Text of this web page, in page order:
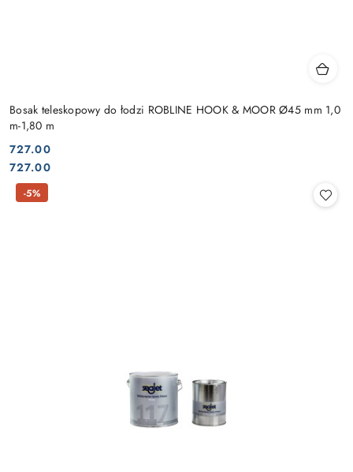
Bosak teleskopowy do łodzi ROBLINE HOOK & MOOR Ø45 mm 1,0
m-1,80 m
Cena:
727.00
Cena:
727.00
-5%